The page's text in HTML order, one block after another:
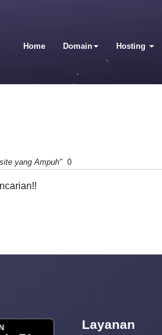
Home Domain Hosting
yang Ampuh" 0
Layanan